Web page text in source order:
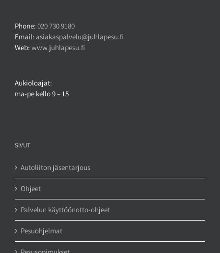
Phone: 020 730 9180
Email: asiakaspalvelu@juhlapesu.fi
Web: www.juhlapesu.fi
Aukioloajat:
ma-pe kello 9 – 15
SIVUT
Autoliiton jäsentarjous
Ohjeet
Palvelun käyttöönotto-ohjeet
Pesuohjelmat